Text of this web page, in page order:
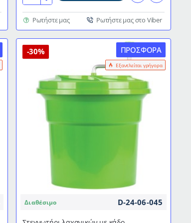
χωρητικότητας
5lt
σε
διάφορα
χρώματα
Ρωτήστε μας Ρωτήστε μας στο Viber
ΠΡΟΣΦΟΡΆ
Εξαντλείται γρήγορα
-30%
Διαθέσιμο D-24-06-045